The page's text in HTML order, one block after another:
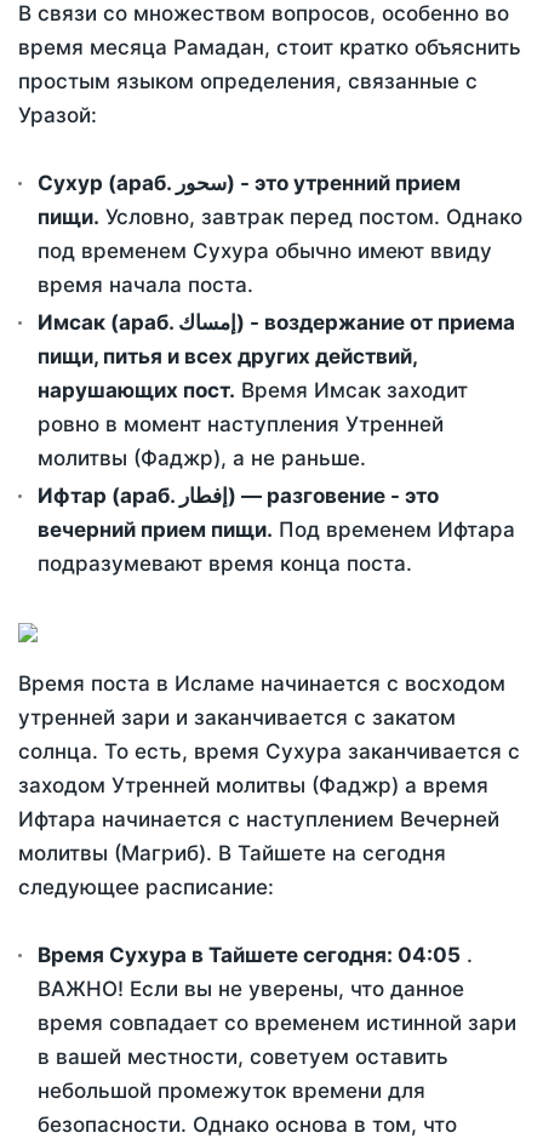
В связи со множеством вопросов, особенно во
время месяца Рамадан, стоит кратко объяснить
простым языком определения, связанные с
Уразой:
Сухур (араб. سحور) - это утренний прием
пищи. Условно, завтрак перед постом. Однако
под временем Сухура обычно имеют ввиду
время начала поста.
Имсак (араб. إمساك) - воздержание от приема
пищи, питья и всех других действий,
нарушающих пост. Время Имсак заходит
ровно в момент наступления Утренней
молитвы (Фаджр), а не раньше.
Ифтар (араб. إفطار) — разговение - это
вечерний прием пищи. Под временем Ифтара
подразумевают время конца поста.
Время поста в Исламе начинается с восходом
утренней зари и заканчивается с закатом
солнца. То есть, время Сухура заканчивается с
заходом Утренней молитвы (Фаджр) а время
Ифтара начинается с наступлением Вечерней
молитвы (Магриб). В Тайшете на сегодня
следующее расписание:
Время Сухура в Тайшете сегодня: 04:05 .
ВАЖНО! Если вы не уверены, что данное
время совпадает со временем истинной зари
в вашей местности, советуем оставить
небольшой промежуток времени для
безопасности. Однако основа в том, что